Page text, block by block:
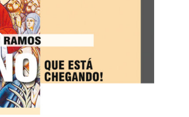
Narzole
San Lorenzo di Fossano
Susa